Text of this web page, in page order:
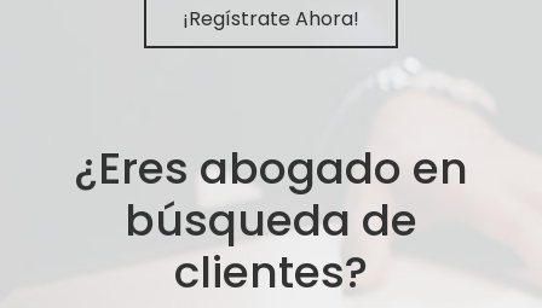
¡Regístrate Ahora!
¿Eres abogado en
búsqueda de
clientes?